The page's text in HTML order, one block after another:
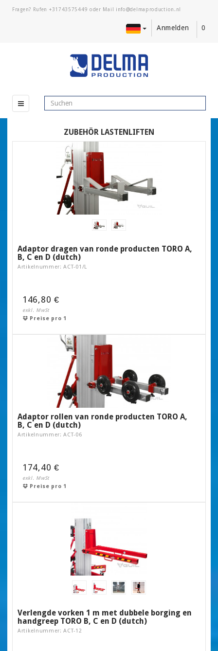
Fragen? Rufen +31743575449 oder Mail
Anmelden 0
ZUBEHÖR LASTENLIFTEN
Adaptor dragen van ronde producten TORO A,
B, C en D (dutch)
Artikelnummer: ACT-01/L
146,80 €
exkl. MwSt
Preise pro 1
Adaptor rollen van ronde producten TORO A,
B, C en D (dutch)
Artikelnummer: ACT-06
174,40 €
exkl. MwSt
Preise pro 1
Verlengde vorken 1 m met dubbele borging en
handgreep TORO B, C en D (dutch)
Artikelnummer: ACT-12